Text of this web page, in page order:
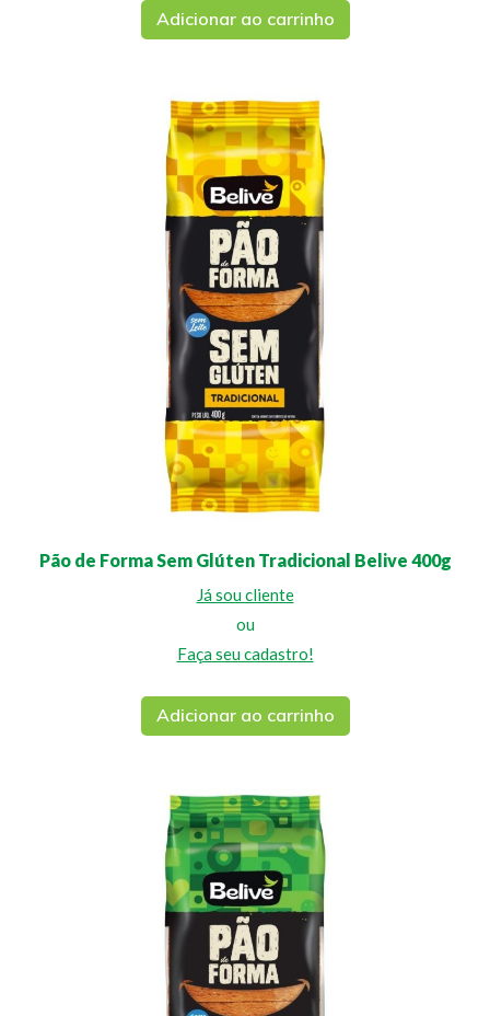
Adicionar ao carrinho
Pão de Forma Sem Glúten Tradicional Belive 400g
Já sou cliente
ou
Faça seu cadastro!
Adicionar ao carrinho